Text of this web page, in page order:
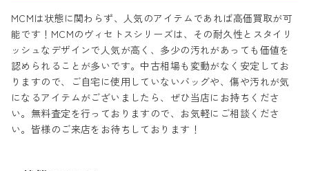
MCMは状態に関わらず、人気のアイテムであれば高価買取が可
能です！MCMのヴィセトスシリーズは、その耐久性とスタイリ
ッシュなデザインで人気が高く、多少の汚れがあっても価値を
認められることが多いです。中古相場も変動がなく安定してお
りますので、ご自宅に使用していないバッグや、傷や汚れが気
になるアイテムがございましたら、ぜひ当店にお持ちくださ
い。無料査定を行っておりますので、お気軽にご相談くださ
い。皆様のご来店をお待ちしております！